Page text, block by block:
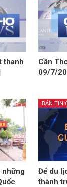
thanh
Cần
09/7/
BẢN TIN
Để du
thành